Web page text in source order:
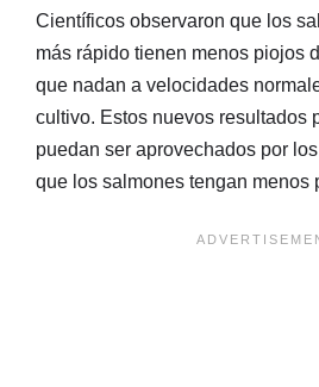
Científicos observaron que los
más rápido tienen menos piojos
que nadan a velocidades
cultivo. Estos nuevos resultados
puedan ser aprovechados por
que los salmones tengan menos